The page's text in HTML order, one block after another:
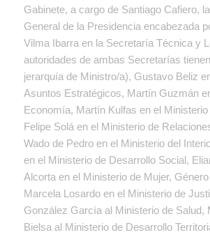
Gabinete, a cargo de Santiago Cafiero,
General de la Presidencia encabezada
Vilma Ibarra en la Secretaría Técnica y
autoridades de ambas Secretarías
jerarquía de Ministro/a), Gustavo Beliz
Asuntos Estratégicos, Martín Guzmán
Economía, Martín Kulfas en el
Felipe Solá en el Ministerio de
Wado de Pedro en el Ministerio del
en el Ministerio de Desarrollo Social,
Alcorta en el Ministerio de Mujer,
Marcela Losardo en el Ministerio de
González García al Ministerio de Salud,
Bielsa al Ministerio de Desarrollo